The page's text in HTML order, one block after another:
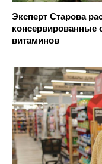
Эксперт Старова
консервированные
витаминов